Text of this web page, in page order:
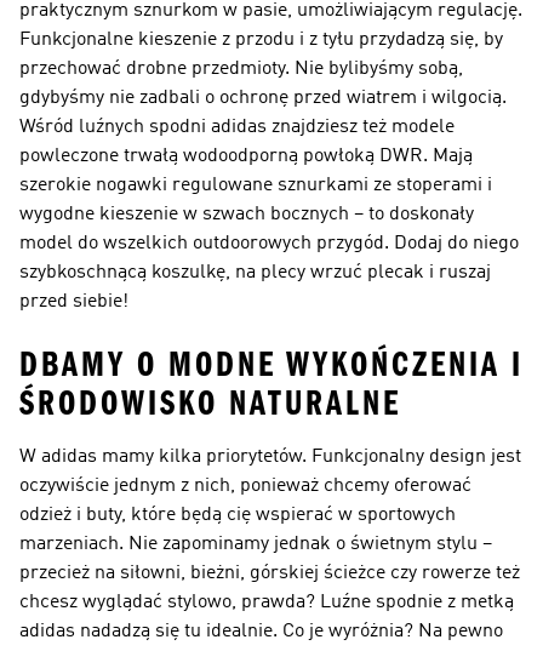
praktycznym sznurkom w pasie, umożliwiającym regulację.
Funkcjonalne kieszenie z przodu i z tyłu przydadzą się, by
przechować drobne przedmioty. Nie bylibyśmy sobą,
gdybyśmy nie zadbali o ochronę przed wiatrem i wilgocią.
Wśród luźnych spodni adidas znajdziesz też modele
powleczone trwałą wodoodporną powłoką DWR. Mają
szerokie nogawki regulowane sznurkami ze stoperami i
wygodne kieszenie w szwach bocznych – to doskonały
model do wszelkich outdoorowych przygód. Dodaj do niego
szybkoschnącą koszulkę, na plecy wrzuć plecak i ruszaj
przed siebie!
DBAMY O MODNE WYKOŃCZENIA I
ŚRODOWISKO NATURALNE
W adidas mamy kilka priorytetów. Funkcjonalny design jest
oczywiście jednym z nich, ponieważ chcemy oferować
odzież i buty, które będą cię wspierać w sportowych
marzeniach. Nie zapominamy jednak o świetnym stylu –
przecież na siłowni, bieżni, górskiej ścieżce czy rowerze też
chcesz wyglądać stylowo, prawda? Luźne spodnie z metką
adidas nadadzą się tu idealnie. Co je wyróżnia? Na pewno